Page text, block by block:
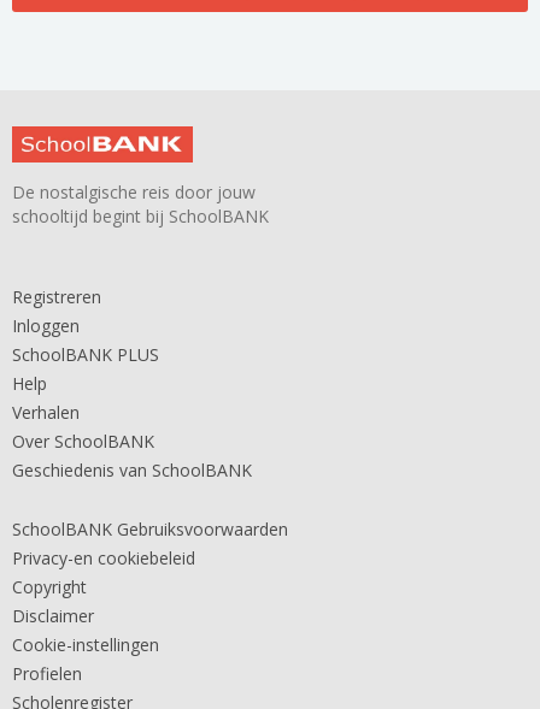
De nostalgische reis door jouw
schooltijd begint bij SchoolBANK
Registreren
Inloggen
SchoolBANK PLUS
Help
Verhalen
Over SchoolBANK
Geschiedenis van SchoolBANK
SchoolBANK Gebruiksvoorwaarden
Privacy-en cookiebeleid
Copyright
Disclaimer
Cookie-instellingen
Profielen
Scholenregister